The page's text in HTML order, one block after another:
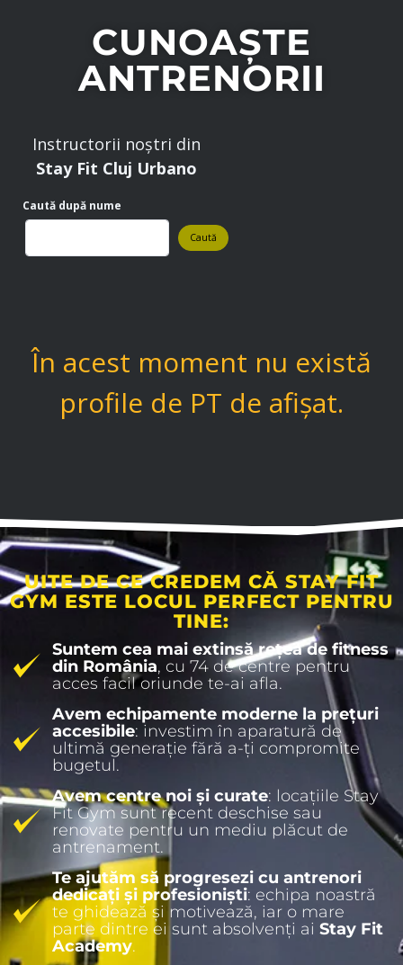
CUNOAȘTE
ANTRENORII​
UITE DE CE CREDEM CĂ STAY FIT
GYM ESTE LOCUL PERFECT PENTRU
TINE:
Suntem cea mai extinsă rețea de fitness
din România, cu 74 de centre pentru
acces facil oriunde te-ai afla.
Avem echipamente moderne la prețuri
accesibile: investim în aparatură de
ultimă generație fără a-ți compromite
bugetul.
Avem centre noi și curate: locațiile Stay
Fit Gym sunt recent deschise sau
renovate pentru un mediu plăcut de
antrenament.
Te ajutăm să progresezi cu antrenori
dedicați și profesioniști: echipa noastră
te ghidează și motivează, iar o mare
parte dintre ei sunt absolvenți ai Stay Fit
Academy.